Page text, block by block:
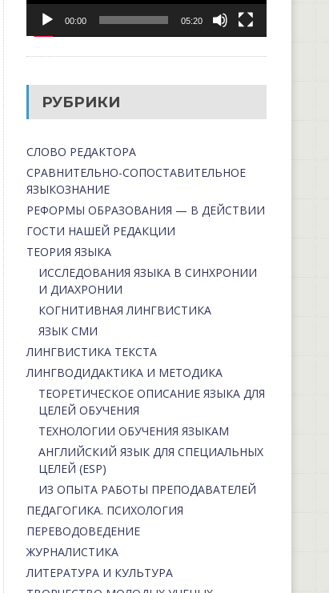
00:00 05:20
РУБРИКИ
СЛОВО РЕДАКТОРА
СРАВНИТЕЛЬНО-СОПОСТАВИТЕЛЬНОЕ
ЯЗЫКОЗНАНИЕ
РЕФОРМЫ ОБРАЗОВАНИЯ — В ДЕЙСТВИИ
ГОСТИ НАШЕЙ РЕДАКЦИИ
ТЕОРИЯ ЯЗЫКА
ИССЛЕДОВАНИЯ ЯЗЫКА В СИНХРОНИИ
И ДИАХРОНИИ
КОГНИТИВНАЯ ЛИНГВИСТИКА
ЯЗЫК СМИ
ЛИНГВИСТИКА ТЕКСТА
ЛИНГВОДИДАКТИКА И МЕТОДИКА
ТЕОРЕТИЧЕСКОЕ ОПИСАНИЕ ЯЗЫКА ДЛЯ
ЦЕЛЕЙ ОБУЧЕНИЯ
ТЕХНОЛОГИИ ОБУЧЕНИЯ ЯЗЫКАМ
АНГЛИЙСКИЙ ЯЗЫК ДЛЯ СПЕЦИАЛЬНЫХ
ЦЕЛЕЙ (ESP)
ИЗ ОПЫТА РАБОТЫ ПРЕПОДАВАТЕЛЕЙ
ПЕДАГОГИКА. ПСИХОЛОГИЯ
ПЕРЕВОДОВЕДЕНИЕ
ЖУРНАЛИСТИКА
ЛИТЕРАТУРА И КУЛЬТУРА